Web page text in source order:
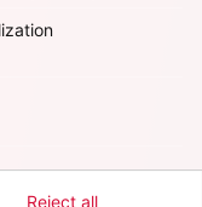
Reject all